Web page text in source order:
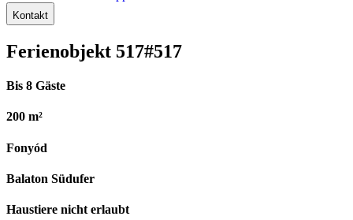
Kontakt
Ferienobjekt 517#517
Bis 8 Gäste
200 m²
Fonyód
Balaton Südufer
Haustiere nicht erlaubt